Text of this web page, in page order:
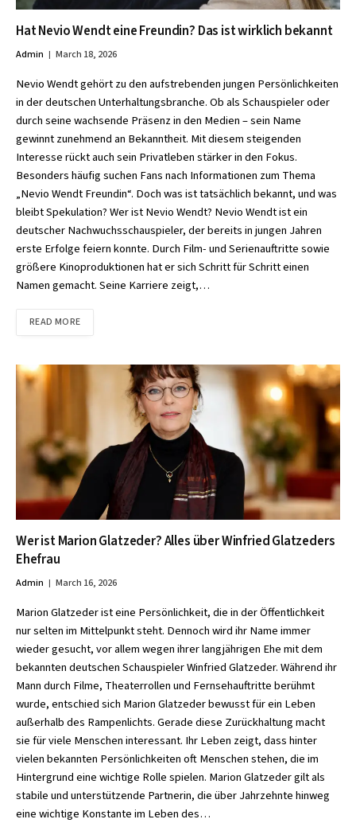
Hat Nevio Wendt eine Freundin? Das ist wirklich bekannt
Admin March 18, 2026
Nevio Wendt gehört zu den aufstrebenden jungen Persönlichkeiten
in der deutschen Unterhaltungsbranche. Ob als Schauspieler oder
durch seine wachsende Präsenz in den Medien – sein Name
gewinnt zunehmend an Bekanntheit. Mit diesem steigenden
Interesse rückt auch sein Privatleben stärker in den Fokus.
Besonders häufig suchen Fans nach Informationen zum Thema
„Nevio Wendt Freundin“. Doch was ist tatsächlich bekannt, und was
bleibt Spekulation? Wer ist Nevio Wendt? Nevio Wendt ist ein
deutscher Nachwuchsschauspieler, der bereits in jungen Jahren
erste Erfolge feiern konnte. Durch Film- und Serienauftritte sowie
größere Kinoproduktionen hat er sich Schritt für Schritt einen
Namen gemacht. Seine Karriere zeigt,…
READ MORE
Wer ist Marion Glatzeder? Alles über Winfried Glatzeders
Ehefrau
Admin March 16, 2026
Marion Glatzeder ist eine Persönlichkeit, die in der Öffentlichkeit
nur selten im Mittelpunkt steht. Dennoch wird ihr Name immer
wieder gesucht, vor allem wegen ihrer langjährigen Ehe mit dem
bekannten deutschen Schauspieler Winfried Glatzeder. Während ihr
Mann durch Filme, Theaterrollen und Fernsehauftritte berühmt
wurde, entschied sich Marion Glatzeder bewusst für ein Leben
außerhalb des Rampenlichts. Gerade diese Zurückhaltung macht
sie für viele Menschen interessant. Ihr Leben zeigt, dass hinter
vielen bekannten Persönlichkeiten oft Menschen stehen, die im
Hintergrund eine wichtige Rolle spielen. Marion Glatzeder gilt als
stabile und unterstützende Partnerin, die über Jahrzehnte hinweg
eine wichtige Konstante im Leben des…